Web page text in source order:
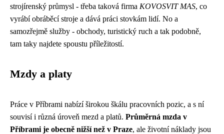
strojírenský průmysl - třeba taková firma KOVOSVIT MAS, co
vyrábí obráběcí stroje a dává práci stovkám lidí. No a
samozřejmě služby - obchody, turistický ruch a tak podobně,
tam taky najdete spoustu příležitostí.
Mzdy a platy
Práce v Příbrami nabízí širokou škálu pracovních pozic, a s ní
souvisí i různá úroveň mezd a platů. Průměrná mzda v
Příbrami je obecně nižší než v Praze, ale životní náklady jsou